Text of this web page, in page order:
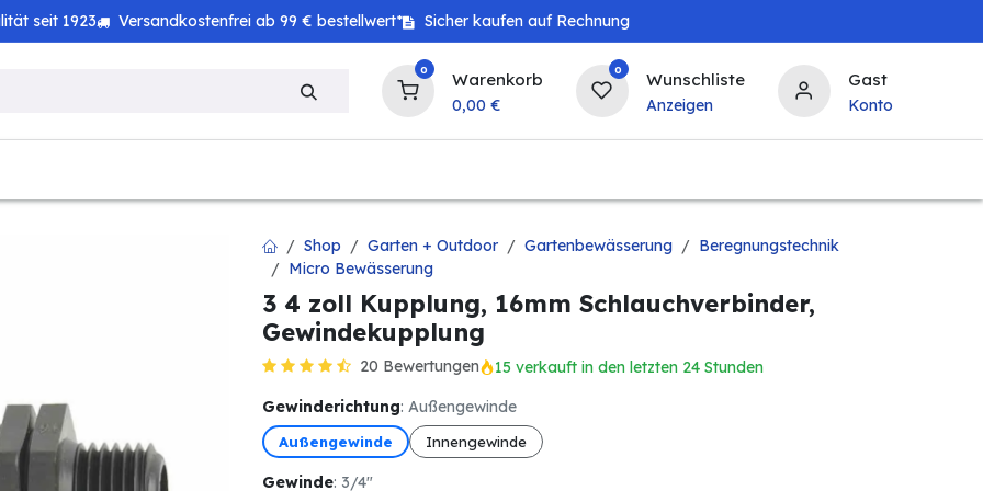
seit 1923 Versandkostenfrei ab 99 € bestellwert* Sicher kaufen auf Rechnung
0 Warenkorb
0,00 €
0 Wunschliste
Anzeigen
Gast
Konto
Shop Garten + Outdoor Gartenbewässerung
Beregnungstechnik
Micro Bewässerung
3 4 zoll Kupplung, 16mm Schlauchverbinder,
Gewindekupplung
20 Bewertungen 15 verkauft in den letzten 24 Stunden
Gewinderichtung: Außengewinde
Außengewinde Innengewinde
Gewinde: 3/4"